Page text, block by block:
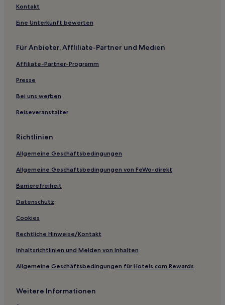
Hotels nahe Kirche Nordberg
Hotels nahe Station Vinderen
Hotels nahe Stadtbahnhaltestelle Oslo Hospital
Oslo Hotels
Ferienwohnungen in Oslo
Familien in Oslo
Haustierfreundliche in Oslo
3-Sterne-Hotels in Oslo
3-Sterne-Hotels in St. Hanshaugen
Kontakt
Eine Unterkunft bewerten
Für Anbieter, Affliliate-Partner und Medien
Affiliate-Partner-Programm
Presse
Bei uns werben
Reiseveranstalter
Richtlinien
Allgemeine Geschäftsbedingungen
Allgemeine Geschäftsbedingungen von FeWo-direkt
Barrierefreiheit
Datenschutz
Cookies
Rechtliche Hinweise/Kontakt
Inhaltsrichtlinien und Melden von Inhalten
Allgemeine Geschäftsbedingungen für Hotels.com Rewards
Weitere Informationen